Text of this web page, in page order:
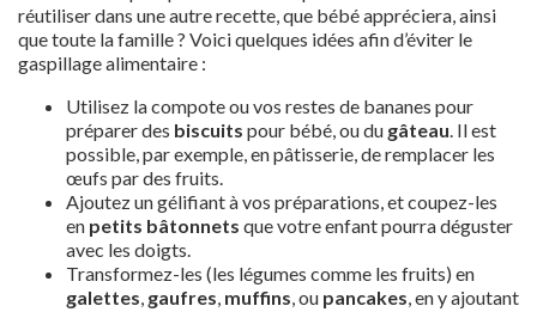
réutiliser dans une autre recette, que bébé appréciera, ainsi
que toute la famille ? Voici quelques idées afin d’éviter le
gaspillage alimentaire :
Utilisez la compote ou vos restes de bananes pour
préparer des biscuits pour bébé, ou du gâteau . Il est
possible, par exemple, en pâtisserie, de remplacer les
œufs par des fruits.
Ajoutez un gélifiant à vos préparations, et coupez-les
en petits bâtonnets que votre enfant pourra déguster
avec les doigts.
Transformez-les (les légumes comme les fruits) en
galettes gaufres muffins , ou pancakes , en y ajoutant